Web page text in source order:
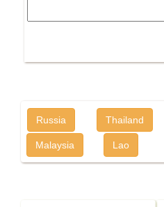
Russia Thailand
Malaysia Lao